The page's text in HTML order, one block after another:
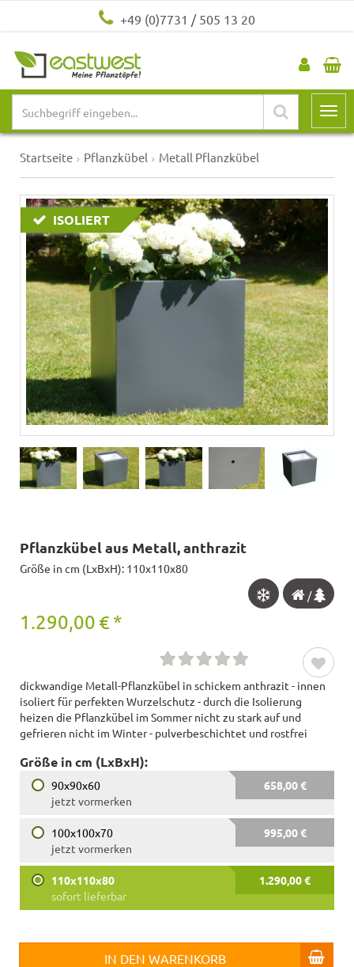
+49 (0)7731 / 505 13 20
Startseite Pflanzkübel Metall Pflanzkübel
ISOLIERT
Pflanzkübel aus Metall, anthrazit
Größe in cm (LxBxH): 110x110x80
/
1.290,00 € *
dickwandige Metall-Pflanzkübel in schickem anthrazit - innen
isoliert für perfekten Wurzelschutz - durch die Isolierung
heizen die Pflanzkübel im Sommer nicht zu stark auf und
gefrieren nicht im Winter - pulverbeschichtet und rostfrei
Größe in cm (LxBxH):
90x90x60
658,00 €
jetzt vormerken
100x100x70
995,00 €
jetzt vormerken
110x110x80
1.290,00 €
sofort lieferbar
IN DEN WARENKORB